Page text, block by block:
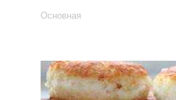
Основная